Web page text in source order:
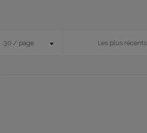
30 / page Les plus récents